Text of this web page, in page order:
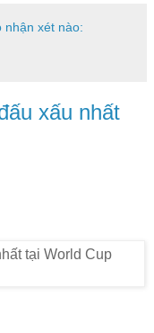
nhận xét nào:
xấu nhất